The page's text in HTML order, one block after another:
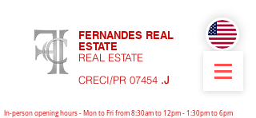
FERNANDES REAL
ESTATE
REAL ESTATE
CRECI/PR 07454 .J
In-person opening hours - Mon to Fri from 8:30am to 12pm - 1:30pm to 6pm